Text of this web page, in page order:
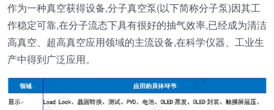
作为一种真空获得设备,分子真空泵(以下简称分子泵)因其工
作稳定可靠,在分子流态下具有很好的抽气效率,已经成为清洁
高真空、超高真空应用领域的主流设备,在科学仪器、工业生
产中得到广泛应用。